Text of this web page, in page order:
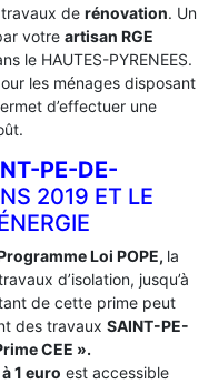
de rénovation. Un
votre artisan RGE
le HAUTES-PYRENEES.
les ménages disposant
d’effectuer une
PE-DE-
2019 ET LE
Loi POPE, la
d’isolation, jusqu’à
de cette prime peut
des travaux SAINT-PE-
CEE ».
1 euro est accessible